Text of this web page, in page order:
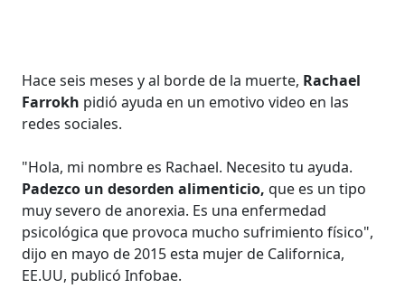
Hace seis meses y al borde de la muerte, Rachael
Farrokh pidió ayuda en un emotivo video en las
redes sociales.
"Hola, mi nombre es Rachael. Necesito tu ayuda.
Padezco un desorden alimenticio,que es un tipo
muy severo de anorexia. Es una enfermedad
psicológica que provoca mucho sufrimiento físico",
dijo en mayo de 2015 esta mujer de Californica,
EE.UU, publicó Infobae.